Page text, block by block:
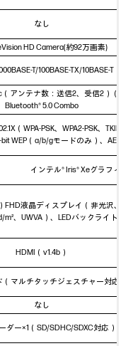
なし
HD Camera(約92万画素)
T/100BASE-TX/10BASE-T）
（アンテナ数：送信2、受信2）（Wi-
Bluetooth® 5.0 Combo
（WPA-PSK、WPA2-PSK、TKIP、
WEP（a/b/gモードのみ）、AES-
インテル® Iris® Xeグラフィッ
FHD液晶ディスプレイ（非光沢、
m²、UWVA）、LEDバックライト
HDMI（v1.4b）
マルチタッチジェスチャー対応）
なし
ダー×1（SD/SDHC/SDXC対応）